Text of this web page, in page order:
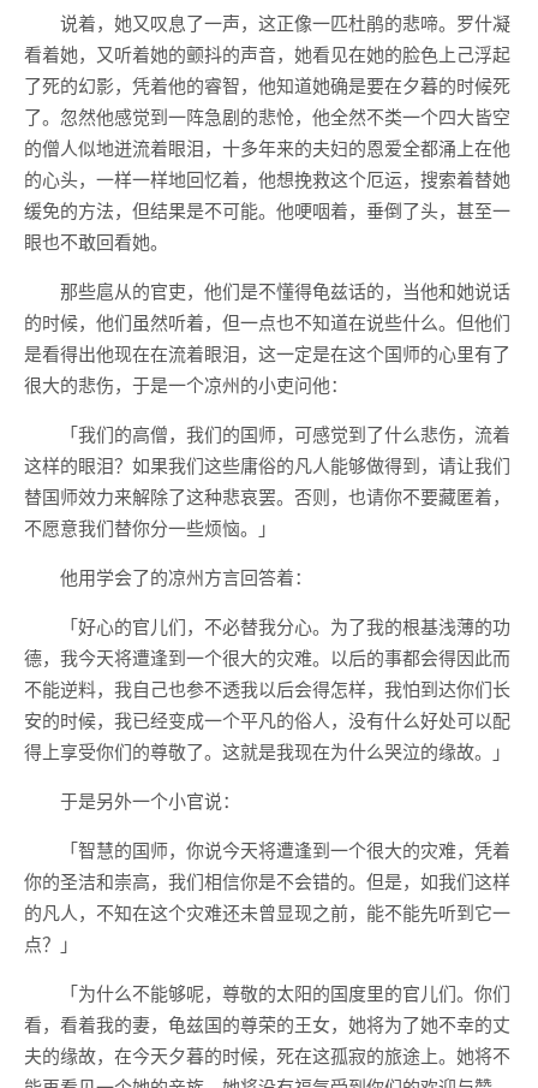
说着，她又叹息了一声，这正像一匹杜鹃的悲啼。罗什凝
看着她，又听着她的颤抖的声音，她看见在她的脸色上己浮起
了死的幻影，凭着他的睿智，他知道她确是要在夕暮的时候死
了。忽然他感觉到一阵急剧的悲怆，他全然不类一个四大皆空
的僧人似地迸流着眼泪，十多年来的夫妇的恩爱全都涌上在他
的心头，一样一样地回忆着，他想挽救这个厄运，搜索着替她
缓免的方法，但结果是不可能。他哽咽着，垂倒了头，甚至一
眼也不敢回看她。
那些扈从的官吏，他们是不懂得龟兹话的，当他和她说话
的时候，他们虽然听着，但一点也不知道在说些什么。但他们
是看得出他现在在流着眼泪，这一定是在这个国师的心里有了
很大的悲伤，于是一个凉州的小吏问他：
「我们的高僧，我们的国师，可感觉到了什么悲伤，流着
这样的眼泪？如果我们这些庸俗的凡人能够做得到，请让我们
替国师效力来解除了这种悲哀罢。否则，也请你不要藏匿着，
不愿意我们替你分一些烦恼。」
他用学会了的凉州方言回答着：
「好心的官儿们，不必替我分心。为了我的根基浅薄的功
德，我今天将遭逢到一个很大的灾难。以后的事都会得因此而
不能逆料，我自己也参不透我以后会得怎样，我怕到达你们长
安的时候，我已经变成一个平凡的俗人，没有什么好处可以配
得上享受你们的尊敬了。这就是我现在为什么哭泣的缘故。」
于是另外一个小官说：
「智慧的国师，你说今天将遭逢到一个很大的灾难，凭着
你的圣洁和崇高，我们相信你是不会错的。但是，如我们这样
的凡人，不知在这个灾难还未曾显现之前，能不能先听到它一
点？」
「为什么不能够呢，尊敬的太阳的国度里的官儿们。你们
看，看着我的妻，龟兹国的尊荣的王女，她将为了她不幸的丈
夫的缘故，在今天夕暮的时候，死在这孤寂的旅途上。她将不